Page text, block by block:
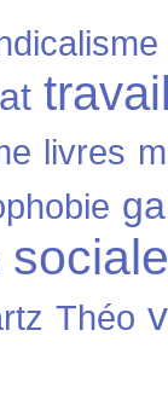
livres
sociale
Théo